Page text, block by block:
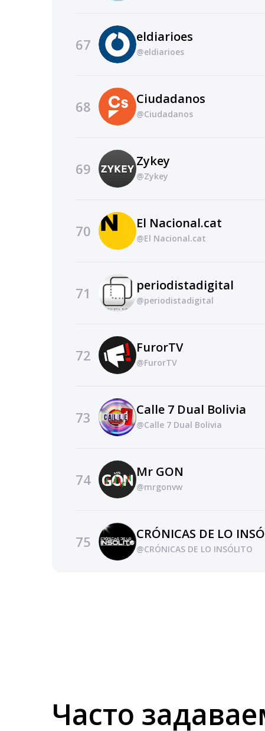
67 eldiarioes
@eldiarioes
68 Ciudadanos
@Ciudadanos
69 Zykey
@Zykey
70 El Nacional.cat
@El Nacional.cat
71 periodistadigital
@periodistadigital
72 FurorTV
@FurorTV
73 Calle 7 Dual Bolivia
@Calle 7 Dual Bolivia
74 Mr GON
@mrgonvw
75 CRÓNICAS DE LO
@CRÓNICAS DE LO INSÓLITO
Часто